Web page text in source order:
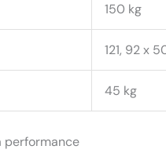
150 kg
121, 92 x
45 kg
performance